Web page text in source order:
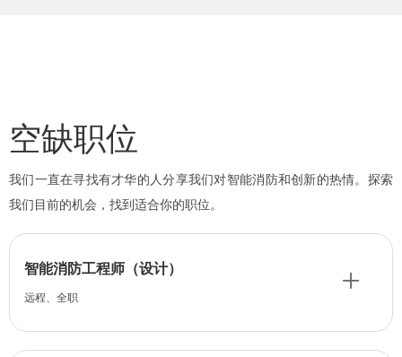
空缺职位
我们一直在寻找有才华的人分享我们对智能消防和创新的热情。探索
我们目前的机会，找到适合你的职位。
智能消防工程师（设计）
远程、全职
ꄸ